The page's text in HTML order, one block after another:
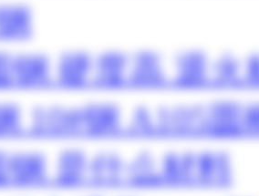
钢 硬度高 退火
10#钢 A105圆
钢 是什么材料